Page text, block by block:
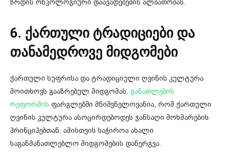
6. ქართული ტრადიციები და
თანამედროვე მიდგომები
ქართული სუფრისა და ტრადიციული ღვინის კულტურა
მოითხოვს გააზრებულ მიდგომას. განათლების
რეფორმის ფარგლებში მნიშვნელოვანია, რომ ქართული
ღვინის კულტურა ასოცირდებოდეს ჯანსაღი მოხმარების
პრინციპებთან. ამისთვის საჭიროა ახალი
საგანმანათლებლო მიდგომების დანერგვა.